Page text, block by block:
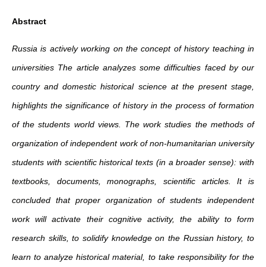
Abstract
Russia is actively working on the concept of history teaching in
universities The article analyzes some difficulties faced by our
country and domestic historical science at the present stage,
highlights the significance of history in the process of formation
of the students world views. The work studies the methods of
organization of independent work of non-humanitarian university
students with scientific historical texts (in a broader sense): with
textbooks, documents, monographs, scientific articles. It is
concluded that proper organization of students independent
work will activate their cognitive activity, the ability to form
research skills, to solidify knowledge on the Russian history, to
learn to analyze historical material, to take responsibility for the